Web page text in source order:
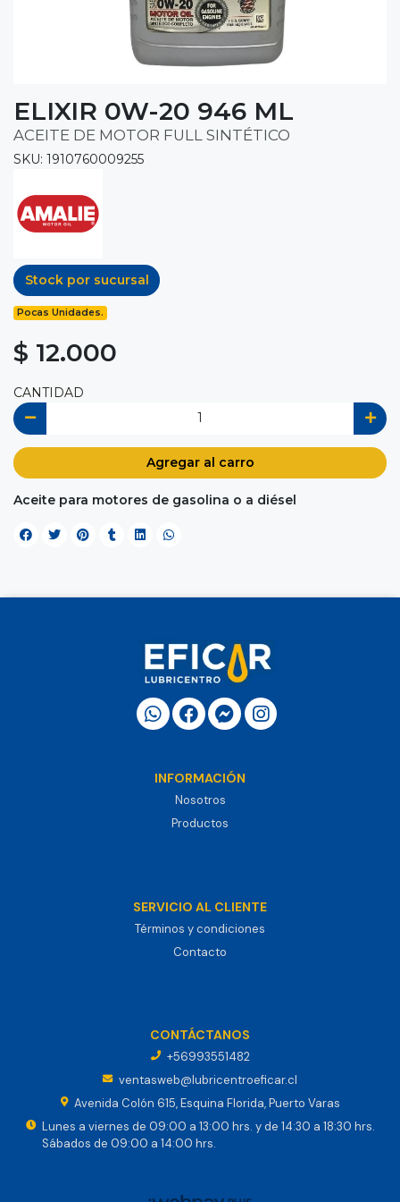
ELIXIR 0W-20 946 ML
ACEITE DE MOTOR FULL SINTÉTICO
SKU: 1910760009255
Stock por sucursal
Pocas Unidades.
$ 12.000
CANTIDAD
Agregar al carro
Aceite para motores de gasolina o a diésel
INFORMACIÓN
Nosotros
Productos
SERVICIO AL CLIENTE
Términos y condiciones
Contacto
CONTÁCTANOS
+56993551482
ventasweb@lubricentroeficar.cl
Avenida Colón 615, Esquina Florida, Puerto Varas
Lunes a viernes de 09:00 a 13:00 hrs. y de 14:30 a 18:30 hrs.
Sábados de 09:00 a 14:00 hrs.